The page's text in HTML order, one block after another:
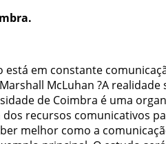
.
está em constante
Marshall McLuhan ?A realidade
de Coimbra é uma
dos recursos comunicativos
melhor como a